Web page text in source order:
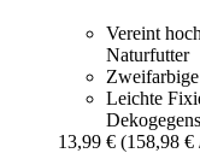
Vereint
Naturfutter
Leichte
13,99 € (158,98 €